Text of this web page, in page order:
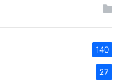
140
27